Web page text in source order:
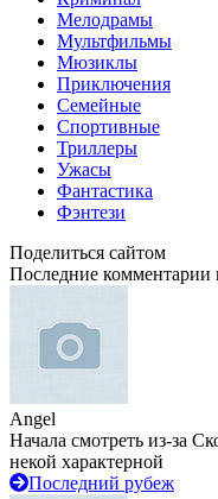
Мелодрамы
Мультфильмы
Мюзиклы
Приключения
Семейные
Спортивные
Триллеры
Ужасы
Фантастика
Фэнтези
Поделиться сайтом
Последние комментарии
Angel
Начала смотреть из-за
некой характерной
Последний рубеж